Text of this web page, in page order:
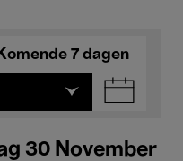
7 dagen
30 November